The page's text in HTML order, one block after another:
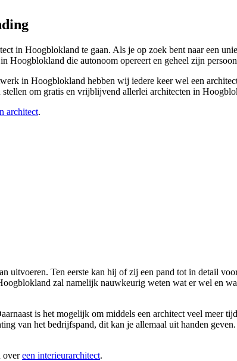
in Hoogblokland te gaan. Als je op zoek bent naar een
Hoogblokland die autonoom opereert en geheel zijn
in Hoogblokland hebben wij iedere keer wel een
om gratis en vrijblijvend allerlei architecten in
architect.
Ten eerste kan hij of zij een pand tot in detail
zal namelijk nauwkeurig weten wat er wel en
is het mogelijk om middels een architect veel meer
van het bedrijfspand, dit kan je allemaal uit handen
overeen interieurarchitect.